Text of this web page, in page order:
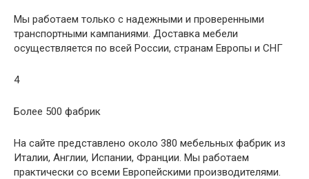
Мы работаем только с надежными и проверенными
транспортными кампаниями. Доставка мебели
осуществляется по всей России, странам Европы и СНГ
4
Более 500 фабрик
На сайте представлено около 380 мебельных фабрик из
Италии, Англии, Испании, Франции. Мы работаем
практически со всеми Европейскими производителями.